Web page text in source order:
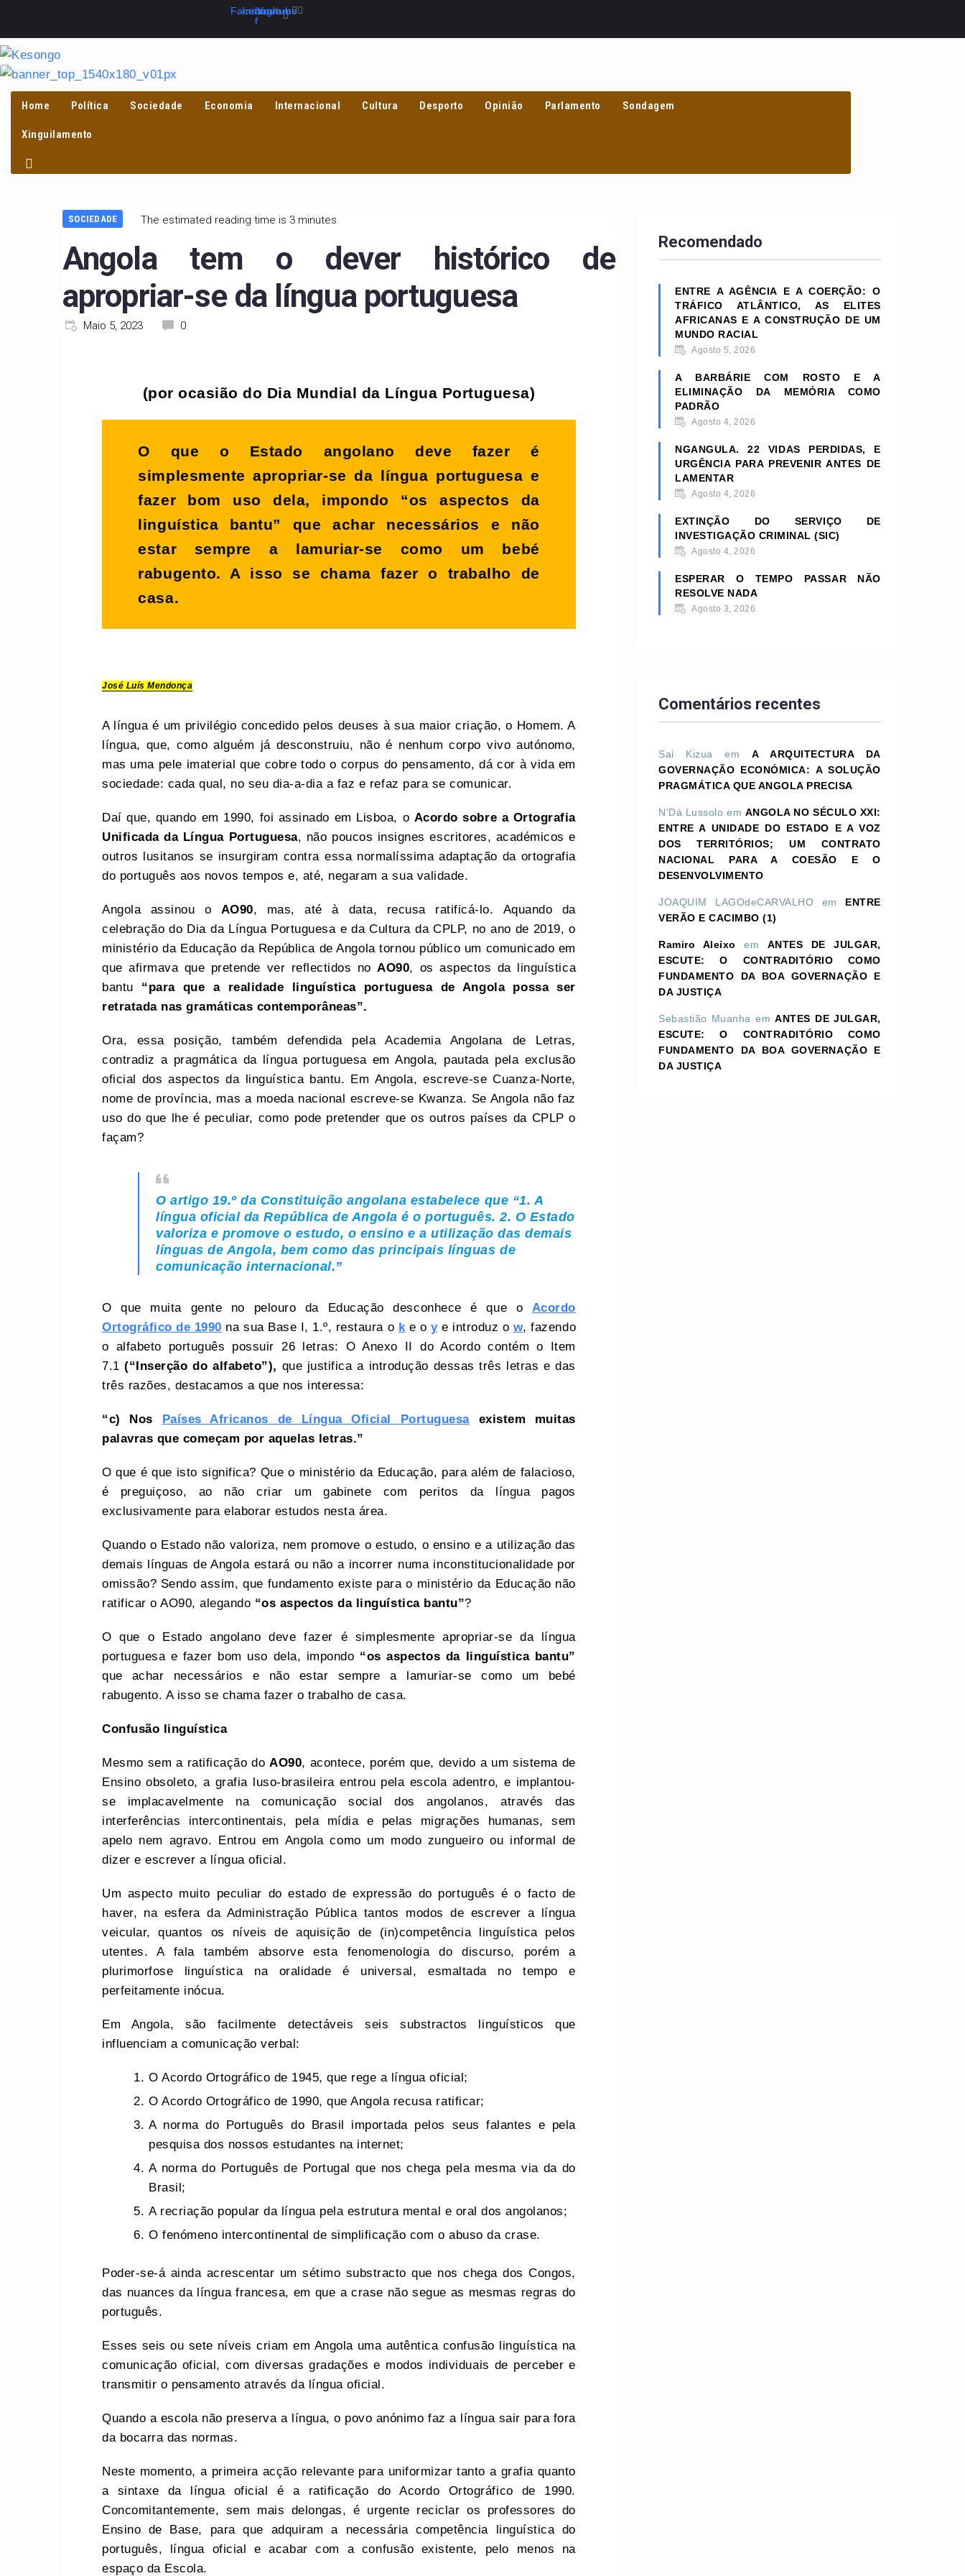
content
Facebook-
f
Instagram
Youtube
Home Política Sociedade Economia Internacional Cultura Desporto Opinião Parlamento Sondagem
Xinguilamento
SOCIEDADE The estimated reading time is 3 minutes
Angola tem o dever histórico de
apropriar-se da língua portuguesa
Maio 5, 2023 0
(por ocasião do Dia Mundial da Língua Portuguesa)
O que o Estado angolano deve fazer é
simplesmente apropriar-se da língua portuguesa e
fazer bom uso dela, impondo “os aspectos da
linguística bantu” que achar necessários e não
estar sempre a lamuriar-se como um bebé
rabugento. A isso se chama fazer o trabalho de
casa.
José Luís Mendonça
A língua é um privilégio concedido pelos deuses à sua maior criação, o Homem. A
língua, que, como alguém já desconstruiu, não é nenhum corpo vivo autónomo,
mas uma pele imaterial que cobre todo o corpus do pensamento, dá cor à vida em
sociedade: cada qual, no seu dia-a-dia a faz e refaz para se comunicar.
Daí que, quando em 1990, foi assinado em Lisboa, o Acordo sobre a Ortografia
Unificada da Língua Portuguesa, não poucos insignes escritores, académicos e
outros lusitanos se insurgiram contra essa normalíssima adaptação da ortografia
do português aos novos tempos e, até, negaram a sua validade.
Angola assinou o AO90, mas, até à data, recusa ratificá-lo. Aquando da
celebração do Dia da Língua Portuguesa e da Cultura da CPLP, no ano de 2019, o
ministério da Educação da República de Angola tornou público um comunicado em
que afirmava que pretende ver reflectidos noAO90, os aspectos da linguística
bantu “para que a realidade linguística portuguesa de Angola possa ser
retratada nas gramáticas contemporâneas”.
Ora, essa posição, também defendida pela Academia Angolana de Letras,
contradiz a pragmática da língua portuguesa em Angola, pautada pela exclusão
oficial dos aspectos da linguística bantu. Em Angola, escreve-se Cuanza-Norte,
nome de província, mas a moeda nacional escreve-se Kwanza. Se Angola não faz
uso do que lhe é peculiar, como pode pretender que os outros países da CPLP o
façam?
O artigo 19.º da Constituição angolana estabelece que “1. A
língua oficial da República de Angola é o português. 2. O Estado
valoriza e promove o estudo, o ensino e a utilização das demais
línguas de Angola, bem como das principais línguas de
comunicação internacional.”
O que muita gente no pelouro da Educação desconhece é que o Acordo
Ortográfico de 1990 na sua Base I, 1.º, restaura o ke o y e introduz o w, fazendo
o alfabeto português possuir 26 letras: O Anexo II do Acordo contém o Item
7.1(“Inserção do alfabeto”), que justifica a introdução dessas três letras e das
três razões, destacamos a que nos interessa:
“c) Nos Países Africanos de Língua Oficial Portuguesaexistem muitas
palavras que começam por aquelas letras.”
O que é que isto significa? Que o ministério da Educação, para além de falacioso,
é preguiçoso, ao não criar um gabinete com peritos da língua pagos
exclusivamente para elaborar estudos nesta área.
Quando o Estado não valoriza, nem promove o estudo, o ensino e a utilização das
demais línguas de Angola estará ou não a incorrer numa inconstitucionalidade por
omissão? Sendo assim, que fundamento existe para o ministério da Educação não
ratificar o AO90, alegando “os aspectos da linguística bantu”?
O que o Estado angolano deve fazer é simplesmente apropriar-se da língua
portuguesa e fazer bom uso dela, impondo “os aspectos da linguística bantu”
que achar necessários e não estar sempre a lamuriar-se como um bebé
rabugento. A isso se chama fazer o trabalho de casa.
Confusão linguística
Mesmo sem a ratificação doAO90, acontece, porém que, devido a um sistema de
Ensino obsoleto, a grafia luso-brasileira entrou pela escola adentro, e implantou-
se implacavelmente na comunicação social dos angolanos, através das
interferências intercontinentais, pela mídia e pelas migrações humanas, sem
apelo nem agravo. Entrou em Angola como um modo zungueiro ou informal de
dizer e escrever a língua oficial.
Um aspecto muito peculiar do estado de expressão do português é o facto de
haver, na esfera da Administração Pública tantos modos de escrever a língua
veicular, quantos os níveis de aquisição de (in)competência linguística pelos
utentes. A fala também absorve esta fenomenologia do discurso, porém a
plurimorfose linguística na oralidade é universal, esmaltada no tempo e
perfeitamente inócua.
Em Angola, são facilmente detectáveis seis substractos linguísticos que
influenciam a comunicação verbal:
O Acordo Ortográfico de 1945, que rege a língua oficial;
O Acordo Ortográfico de 1990, que Angola recusa ratificar;
A norma do Português do Brasil importada pelos seus falantes e pela
pesquisa dos nossos estudantes na internet;
A norma do Português de Portugal que nos chega pela mesma via da do
Brasil;
A recriação popular da língua pela estrutura mental e oral dos angolanos;
O fenómeno intercontinental de simplificação com o abuso da crase.
Poder-se-á ainda acrescentar um sétimo substracto que nos chega dos Congos,
das nuances da língua francesa, em que a crase não segue as mesmas regras do
português.
Esses seis ou sete níveis criam em Angola uma autêntica confusão linguística na
comunicação oficial, com diversas gradações e modos individuais de perceber e
transmitir o pensamento através da língua oficial.
Quando a escola não preserva a língua, o povo anónimo faz a língua sair para fora
da bocarra das normas.
Neste momento, a primeira acção relevante para uniformizar tanto a grafia quanto
a sintaxe da língua oficial é a ratificação do Acordo Ortográfico de 1990.
Concomitantemente, sem mais delongas, é urgente reciclar os professores do
Ensino de Base, para que adquiram a necessária competência linguística do
português, língua oficial e acabar com a confusão existente, pelo menos na
espaço da Escola.
Recomendado
ENTRE A AGÊNCIA E A COERÇÃO: O
TRÁFICO ATLÂNTICO, AS ELITES
AFRICANAS E A CONSTRUÇÃO DE UM
MUNDO RACIAL
Agosto 5, 2026
A BARBÁRIE COM ROSTO E A
ELIMINAÇÃO DA MEMÓRIA COMO
PADRÃO
Agosto 4, 2026
NGANGULA. 22 VIDAS PERDIDAS, E
URGÊNCIA PARA PREVENIR ANTES DE
LAMENTAR
Agosto 4, 2026
EXTINÇÃO DO SERVIÇO DE
INVESTIGAÇÃO CRIMINAL (SIC)
Agosto 4, 2026
ESPERAR O TEMPO PASSAR NÃO
RESOLVE NADA
Agosto 3, 2026
Comentários recentes
Sai Kizua emA ARQUITECTURA DA
GOVERNAÇÃO ECONÓMICA: A SOLUÇÃO
PRAGMÁTICA QUE ANGOLA PRECISA
N'Dá Lussolo em ANGOLA NO SÉCULO XXI:
ENTRE A UNIDADE DO ESTADO E A VOZ
DOS TERRITÓRIOS; UM CONTRATO
NACIONAL PARA A COESÃO E O
DESENVOLVIMENTO
JOAQUIM LAGOdeCARVALHO em ENTRE
VERÃO E CACIMBO (1)
Ramiro Aleixo em ANTES DE JULGAR,
ESCUTE: O CONTRADITÓRIO COMO
FUNDAMENTO DA BOA GOVERNAÇÃO E
DA JUSTIÇA
Sebastião Muanha emANTES DE JULGAR,
ESCUTE: O CONTRADITÓRIO COMO
FUNDAMENTO DA BOA GOVERNAÇÃO E
DA JUSTIÇA